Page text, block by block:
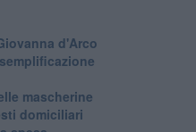
d'Arco
mascherine
domiciliari